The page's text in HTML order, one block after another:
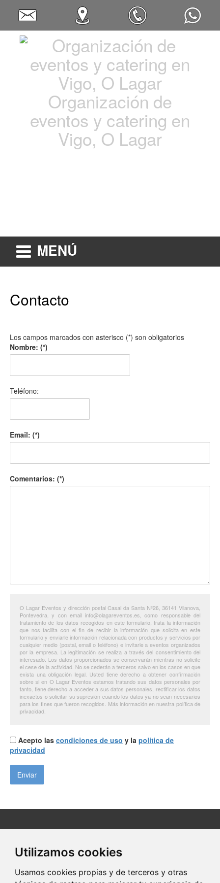
Utilizamos cookies
Usamos cookies propias y de terceros y otras
Organización de
eventos y catering en
Vigo, O Lagar
MENÚ
Contacto
Los campos marcados con asterisco (*) son obligatorios
Nombre: (*)
Teléfono:
Email: (*)
Comentarios: (*)
O Lagar Eventos y dirección postal Casal da Santa Nº26, 36141 Vilanova,
Pontevedra, y con email info@olagareventos.es, como responsable del
tratamiento de los datos recogidos en este formulario, trata la información
que nos facilita con el fin de recibir la información que solicita en este
formulario y enviarle información relacionada con productos y servicios por
cualquier medio (postal, email o teléfono) e invitarle a eventos organizados
por la empresa. La legitimación se realiza a través del consentimiento del
interesado. Los datos proporcionados se conservarán mientras no solicite
el cese de la actividad. No se cederán a terceros salvo en los casos en que
exista una obligación legal. Usted tiene derecho a obtener confirmación
sobre si en O Lagar Eventos estamos tratando sus datos personales por
tanto, tiene derecho a acceder a sus datos personales, rectificar los datos
inexactos o solicitar su supresión cuando los datos ya no sean necesarios
para los fines que fueron recogidos. Más información en nuestra política de
privacidad.
Acepto las condiciones de uso y la política de
privacidad
36141 Vilaboa (Pontevedra)